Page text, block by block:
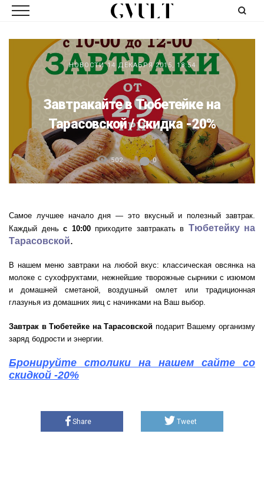
НОВОСТИ 14 ДЕКАБРЯ 2015, 18:54
Завтракайте в Тюбетейке на
Тарасовской / Скидка -20%
502 0
Самое лучшее начало дня — это вкусный и полезный завтрак.
Каждый деньс 10:00приходите завтракать в Тюбетейку на
Тарасовской.
В нашем меню завтраки на любой вкус: классическая овсянка на
молоке с сухофруктами, нежнейшие творожные сырники с изюмом
и домашней сметаной, воздушный омлет или традиционная
глазунья из домашних яиц с начинками на Ваш выбор.
Завтрак в Тюбетейке на Тарасовской подарит Вашему организму
заряд бодрости и энергии.
Бронируйте столики на нашем сайте со
скидкой -20%
Share Tweet